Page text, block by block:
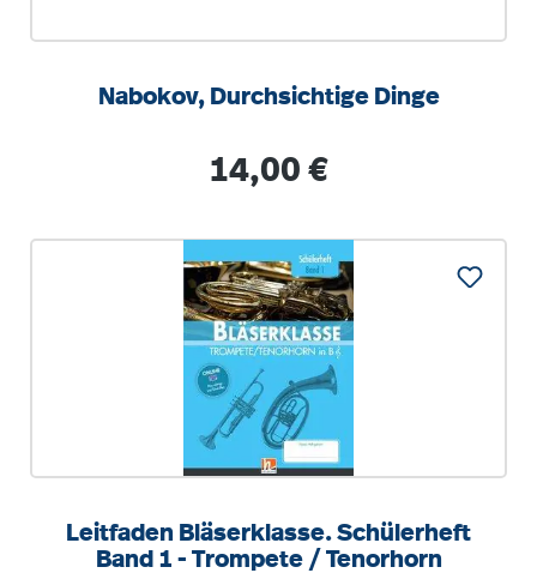
Nabokov, Durchsichtige Dinge
Regulärer Preis:
14,00 €
Leitfaden Bläserklasse. Schülerheft
Band 1 - Trompete / Tenorhorn